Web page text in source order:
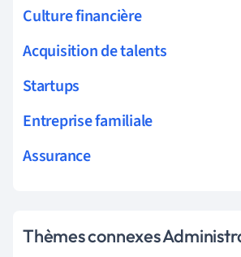
Culture financière
Acquisition de talents
Startups
Entreprise familiale
Assurance
Thèmes connexes